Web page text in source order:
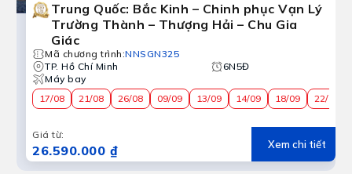
Trung Quốc: Bắc Kinh – Chinh phục Vạn Lý
Trường Thành – Thượng Hải – Chu Gia
Giác
Mã chương trình:NNSGN325
TP. Hồ Chí Minh
6N5Đ
Máy bay
17/08
21/08 26/08 09/09 13/09 14/09 18/09 22/10
Giá từ:
26.590.000 ₫ Xem chi tiết